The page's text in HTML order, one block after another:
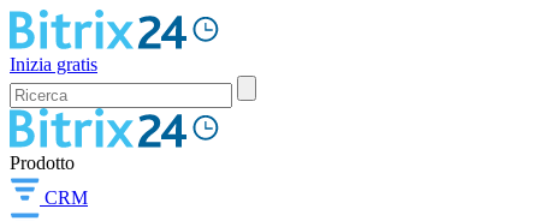
Inizia gratis
Prodotto
CRM